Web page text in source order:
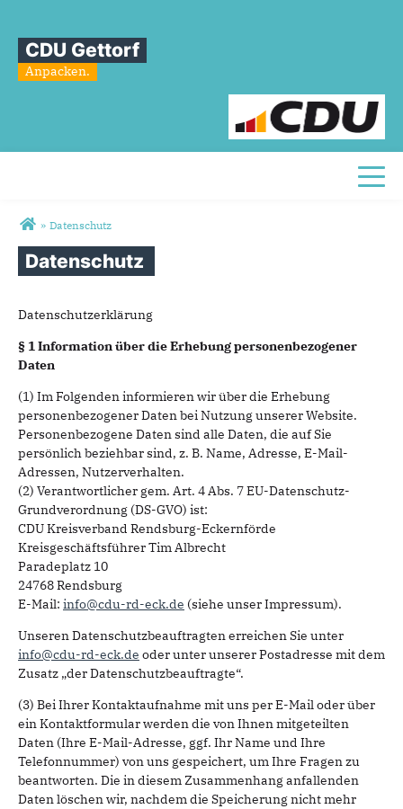
CDU Gettorf
Anpacken.
Sie sind hier
» Datenschutz
Datenschutz
Datenschutzerklärung
§ 1 Information über die Erhebung personenbezogener
Daten
(1) Im Folgenden informieren wir über die Erhebung
personenbezogener Daten bei Nutzung unserer Website.
Personenbezogene Daten sind alle Daten, die auf Sie
persönlich beziehbar sind, z. B. Name, Adresse, E-Mail-
Adressen, Nutzerverhalten.
(2) Verantwortlicher gem. Art. 4 Abs. 7 EU-Datenschutz-
Grundverordnung (DS-GVO) ist:
CDU Kreisverband Rendsburg-Eckernförde
Kreisgeschäftsführer Tim Albrecht
Paradeplatz 10
24768 Rendsburg
E-Mail: info@cdu-rd-eck.de (siehe unser Impressum).
Unseren Datenschutzbeauftragten erreichen Sie unter
info@cdu-rd-eck.de oder unter unserer Postadresse mit dem
Zusatz „der Datenschutzbeauftragte“.
(3) Bei Ihrer Kontaktaufnahme mit uns per E-Mail oder über
ein Kontaktformular werden die von Ihnen mitgeteilten
Daten (Ihre E-Mail-Adresse, ggf. Ihr Name und Ihre
Telefonnummer) von uns gespeichert, um Ihre Fragen zu
beantworten. Die in diesem Zusammenhang anfallenden
Daten löschen wir, nachdem die Speicherung nicht mehr